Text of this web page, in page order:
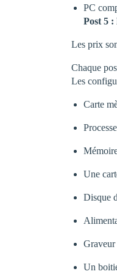
PC
Post 5
Les prix
Chaque
Les
Carte
Une
Disque
Un